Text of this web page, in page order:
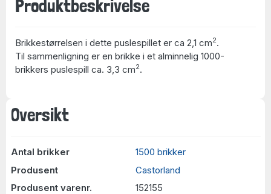
Oversikt
Antal brikker
1500 brikker
Produsent
Castorland
Produsent varenr.
152155
Produktbeskrivelse
Brikkestørrelsen i dette puslespillet er ca 2,1 cm2.
Til sammenligning er en brikke i et alminnelig 1000-
brikkers puslespill ca. 3,3 cm2.